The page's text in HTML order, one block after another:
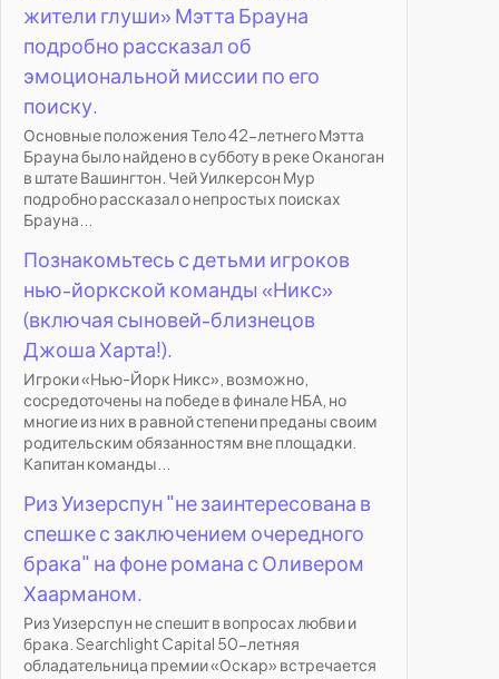
жители глуши» Мэтта Брауна
подробно рассказал об
эмоциональной миссии по его
поиску.
Основные положения Тело 42-летнего Мэтта
Брауна было найдено в субботу в реке Оканоган
в штате Вашингтон. Чей Уилкерсон Мур
подробно рассказал о непростых поисках
Брауна...
Познакомьтесь с детьми игроков
нью-йоркской команды «Никс»
(включая сыновей-близнецов
Джоша Харта!).
Игроки «Нью-Йорк Никс», возможно,
сосредоточены на победе в финале НБА, но
многие из них в равной степени преданы своим
родительским обязанностям вне площадки.
Капитан команды...
Риз Уизерспун "не заинтересована в
спешке с заключением очередного
брака" на фоне романа с Оливером
Хаарманом.
Риз Уизерспун не спешит в вопросах любви и
брака. Searchlight Capital 50-летняя
обладательница премии «Оскар» встречается